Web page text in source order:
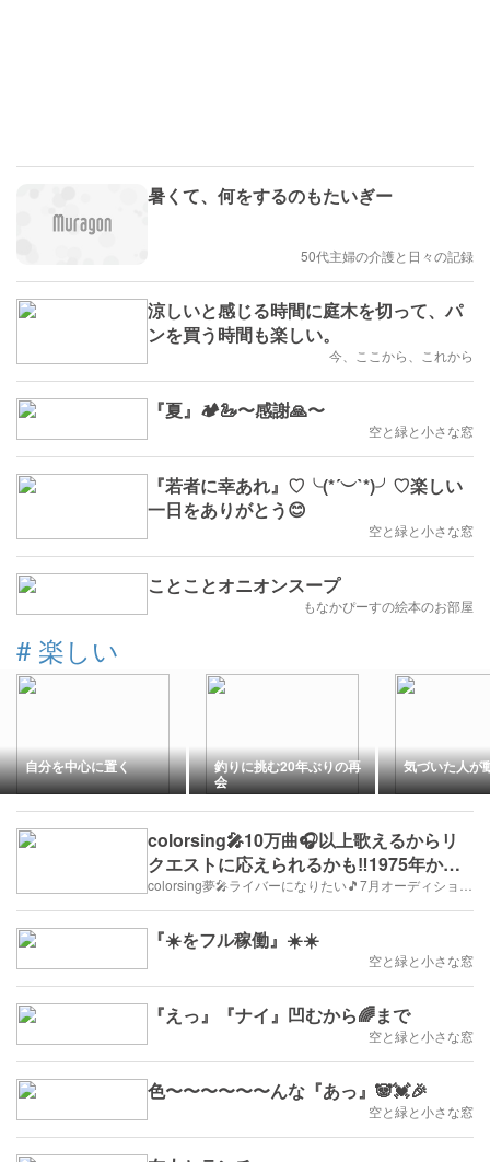
暑くて、何をするのもたいぎー
50代主婦の介護と日々の記録
涼しいと感じる時間に庭木を切って、パ
ンを買う時間も楽しい。
今、ここから、これから
『夏』🏕️🦢〜感謝🙏〜
空と緑と小さな窓
『若者に幸あれ』♡╰(*´︶`*)╯♡楽しい
一日をありがとう😊
空と緑と小さな窓
ことことオニオンスープ
もなかぴーすの絵本のお部屋
# 楽しい
自分を中心に置く 釣りに挑む20年ぶりの再
会
気づいた人が
colorsing🎤10万曲🎧以上歌えるからリ
クエストに応えられるかも‼️1975年から
のヒット曲色々
『☀️をフル稼働』☀️☀️
空と緑と小さな窓
『えっ』『ナイ』凹むから🌈まで
空と緑と小さな窓
色〜〜〜〜〜〜んな『あっ』🐼💓🎉
空と緑と小さな窓